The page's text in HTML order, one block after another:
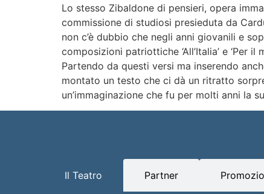
Lo stesso Zibaldone di pensieri, opera
commissione di studiosi presieduta da
non c’è dubbio che negli anni giovanili e
composizioni patriottiche ‘All’Italia’ e ‘Per il
Partendo da questi versi ma inserendo
montato un testo che ci dà un ritratto
un’immaginazione che fu per molti anni la
Il Teatro Partner